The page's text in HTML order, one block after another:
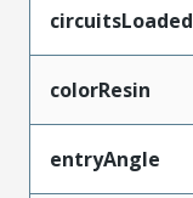
circuitsLoaded
colorResin
entryAngle